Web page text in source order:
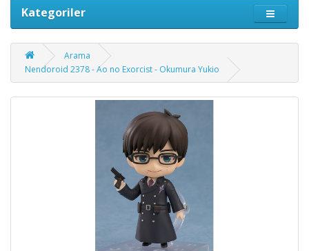
Kategoriler
Arama
Nendoroid 2378 - Ao no Exorcist - Okumura Yukio